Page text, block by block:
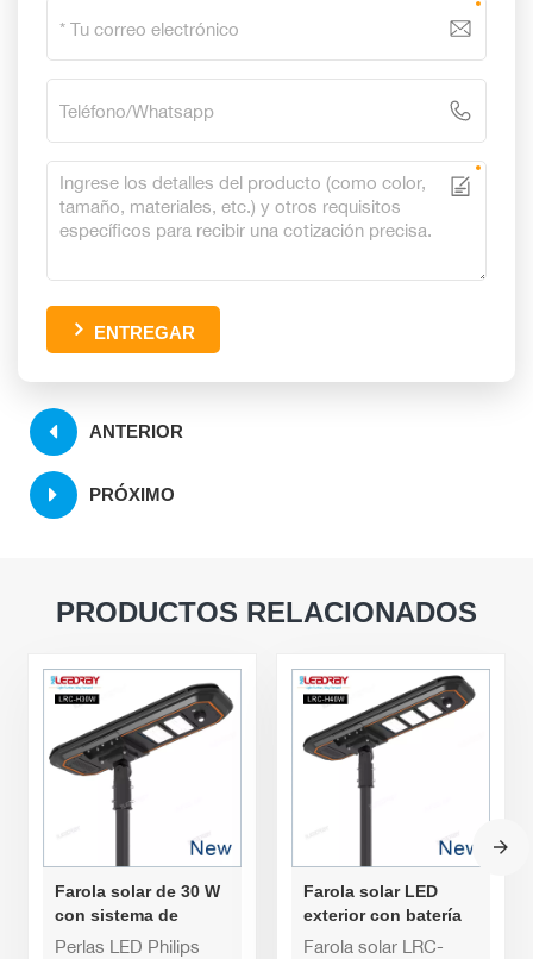
ENTREGAR
ANTERIOR
PRÓXIMO
PRODUCTOS RELACIONADOS
Farola solar de 30 W
con sistema de
almacenamiento
Perlas LED Philips
Farola solar LED
exterior con batería
LiFePO4 de gran
Farola solar LRC-